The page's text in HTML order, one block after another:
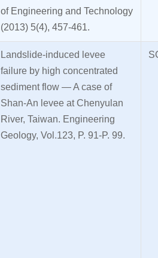
of Engineering and Technology
(2013) 5(4), 457-461.
Landslide-induced levee
failure by high concentrated
sediment flow — A case of
Shan-An levee at Chenyulan
River, Taiwan. Engineering
Geology, Vol.123, P. 91-P. 99.